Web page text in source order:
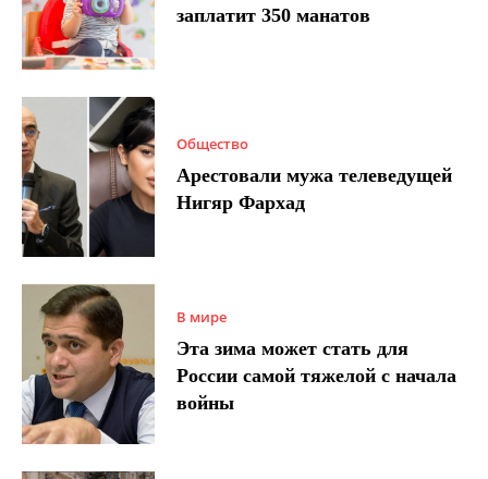
заплатит 350 манатов
Общество
Арестовали мужа телеведущей
Нигяр Фархад
В мире
Эта зима может стать для
России самой тяжелой с начала
войны